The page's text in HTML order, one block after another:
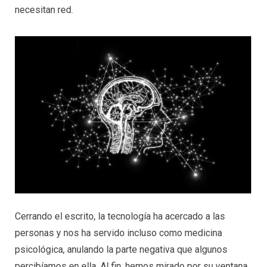
necesitan red.
Cerrando el escrito, la tecnología ha acercado a las
personas y nos ha servido incluso como medicina
psicológica, anulando la parte negativa que algunos